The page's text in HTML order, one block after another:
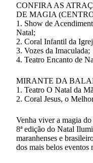
CONFIRA AS
DE MAGIA
1. Show de
Natal;
2. Coral Infantil da
3. Vozes da Imaculada;
4. Teatro Encanto de
MIRANTE DA
1. Teatro O Natal da
2. Coral Jesus, o
Venha viver a magia
8ª edição do Natal
maranhenses e
dos mais belos eventos